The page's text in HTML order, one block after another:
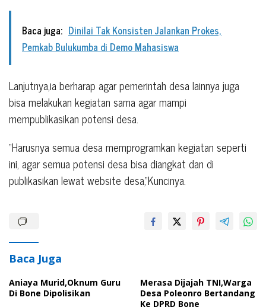
Baca juga: Dinilai Tak Konsisten Jalankan Prokes,
Pemkab Bulukumba di Demo Mahasiswa
Lanjutnya,ia berharap agar pemerintah desa lainnya juga
bisa melakukan kegiatan sama agar mampi
mempublikasikan potensi desa.
“Harusnya semua desa memprogramkan kegiatan seperti
ini, agar semua potensi desa bisa diangkat dan di
publikasikan lewat website desa,”Kuncinya.
Baca Juga
Aniaya Murid,Oknum Guru
Di Bone Dipolisikan
Merasa Dijajah TNI,Warga
Desa Poleonro Bertandang
Ke DPRD Bone